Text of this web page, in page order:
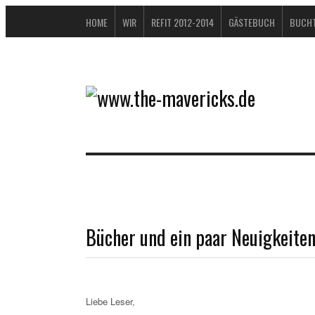
HOME WIR REFIT 2012-2014 GÄSTEBUCH
Bücher und ein paar Neuigkeiten
Liebe Leser,